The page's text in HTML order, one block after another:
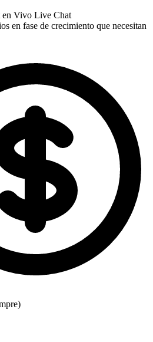
en Vivo Live Chat
en fase de crecimiento que necesitan